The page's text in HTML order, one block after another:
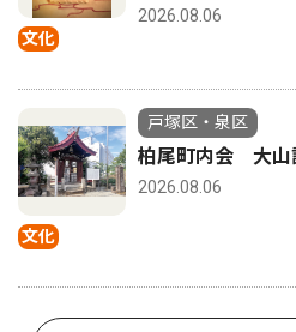
文化
2026.08.06
文化
戸塚区・泉区
柏尾町内会 大山
2026.08.06